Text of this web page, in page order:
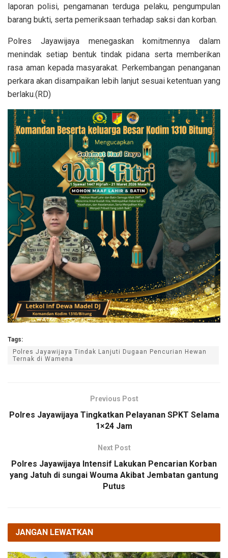
laporan polisi, pengamanan terduga pelaku, pengumpulan
barang bukti, serta pemeriksaan terhadap saksi dan korban.
Polres Jayawijaya menegaskan komitmennya dalam
menindak setiap bentuk tindak pidana serta memberikan
rasa aman kepada masyarakat. Perkembangan penanganan
perkara akan disampaikan lebih lanjut sesuai ketentuan yang
berlaku.(RD)
Tags:
Polres Jayawijaya Tindak Lanjuti Dugaan Pencurian Hewan
Ternak di Wamena
Previous Post
Polres Jayawijaya Tingkatkan Pelayanan SPKT Selama
1×24 Jam
Next Post
Polres Jayawijaya Intensif Lakukan Pencarian Korban
yang Jatuh di sungai Wouma Akibat Jembatan gantung
Putus
JANGAN LEWATKAN